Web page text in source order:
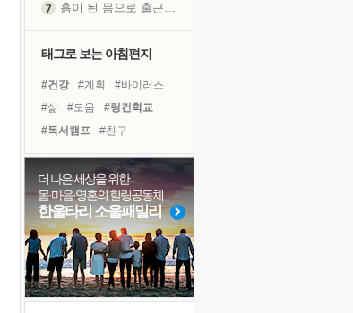
흙이 된 몸으로 출근하는 여자
졸업식 사진을 보며
아픈 아버지를 위한 공간 설계
극심한 변비, 어깨결림, 수면 장애
보고 싶은 어머니
유년 시절의 부산 영도 바다
못된 꼰대들
거울 속의 나
태그로 보는 아침편지
#건강 #계획
#바이러스
#삶
#도움
#링컨학교
#독서캠프
#친구
#면역력
#나눔
#독서
#유튜브
#사람
#경험
#명상
#선택
#극복
#비전캠프
#힐링
#다짐
#리더
더 나은 세상을 위한
몸·마음·영혼의 힐링공동체
한울타리 소울패밀리